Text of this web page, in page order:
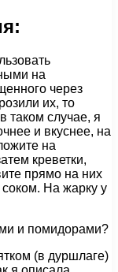
на
через
их, то
таком случае, я
и вкуснее, на
на
креветки,
прямо на них
На жарку у
и помидорами?
(в дуршлаге)